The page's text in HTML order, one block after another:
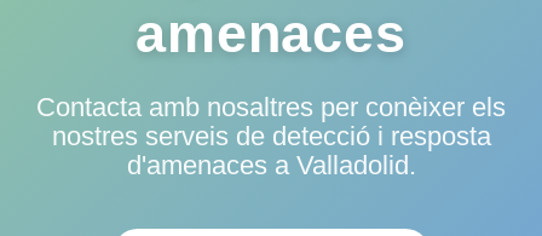
amenaces
Contacta amb nosaltres per conèixer els
nostres serveis de detecció i resposta
d'amenaces a Valladolid.